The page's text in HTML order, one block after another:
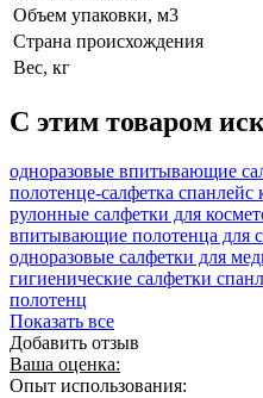
Объем упаковки, м3
Страна происхождения
Вес, кг
C этим товаром
одноразовые впитывающие
полотенце-салфетка спанлейс
рулонные салфетки для
впитывающие полотенца для
одноразовые салфетки для
гигиенические салфетки
полотенц
Показать все
Добавить отзыв
Ваша оценка:
Опыт использования: